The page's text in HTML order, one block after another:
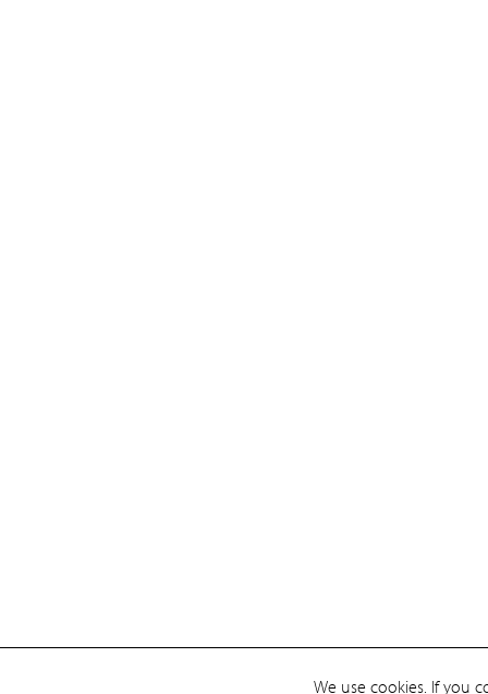
We use cookies. If you